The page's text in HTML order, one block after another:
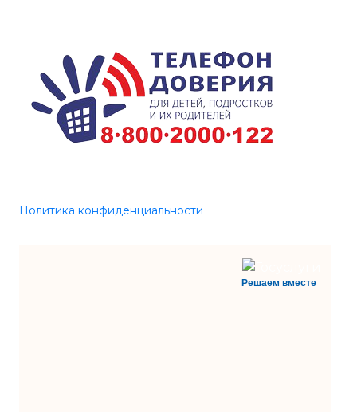
Политика конфиденциальности
Решаем вместе